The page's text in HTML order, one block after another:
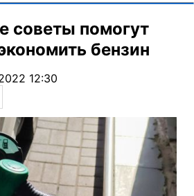
советы помогут
бензин
12:30